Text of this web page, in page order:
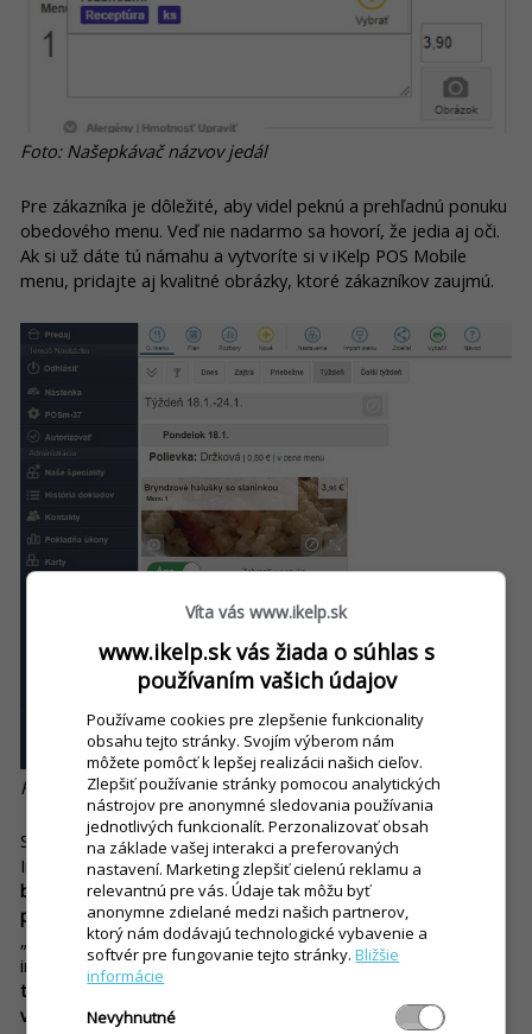
Foto: Našepkávač názvov jedál
Pre zákazníka je dôležité, aby videl peknú a prehľadnú ponuku
obedového menu. Veď nie nadarmo sa hovorí, že jedia aj oči.
Ak si už dáte tú námahu a vytvoríte si v iKelp POS Mobile
menu, pridajte aj kvalitné obrázky, ktoré zákazníkov zaujmú.
Foto: Možnosti a nastavenia v systéme iKelp POS Mobile
Súčasťou vašej ponuky obedového menu na webe,
Inteligentnom stole alebo už spomínanom Facebooku
byť aj doplnkové informácie.Ide o informatívny text, ktorý sa
pri ponuke zobrazí , napr. „Dnes limonáda zdarma“ alebo
„Koláčiky 2+1 zdarma“. Je však naozaj len na vás, či možnosť
informatívneho textu budete využívať.Zároveň sa dá pridať
text aj na začiatok a koniec týždenného menu. Reštaurácie to
využívajú predovšetkým na informácie o cene donášky.
Víta vás www.ikelp.sk
www.ikelp.sk vás žiada o súhlas s
používaním vašich údajov
Používame cookies pre zlepšenie funkcionality
obsahu tejto stránky. Svojím výberom nám
môžete pomôcť k lepšej realizácii našich cieľov.
Zlepšiť používanie stránky pomocou analytických
nástrojov pre anonymné sledovania používania
jednotlivých funkcionalít. Perzonalizovať obsah
na základe vašej interakci a preferovaných
nastavení. Marketing zlepšiť cielenú reklamu a
relevantnú pre vás. Údaje tak môžu byť
anonymne zdielané medzi našich partnerov,
ktorý nám dodávajú technologické vybavenie a
softvér pre fungovanie tejto stránky.Bližšie
informácie
Nevyhnutné